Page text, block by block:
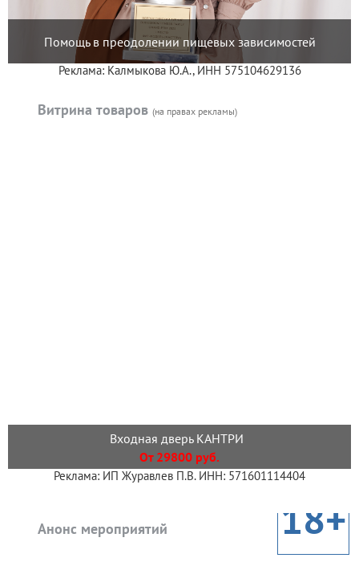
Помощь в преодолении пищевых зависимостей
Реклама: Калмыкова Ю.А., ИНН 575104629136
Витрина товаров (на правах рекламы)
Входная дверь КАНТРИ
От 29800 руб.
Реклама: ИП Журавлев П.В. ИНН: 571601114404
Анонс мероприятий 18+